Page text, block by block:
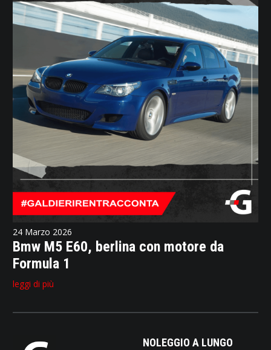
24 Marzo 2026
Bmw M5 E60, berlina con motore da
Formula 1
leggi di più
NOLEGGIO A LUNGO